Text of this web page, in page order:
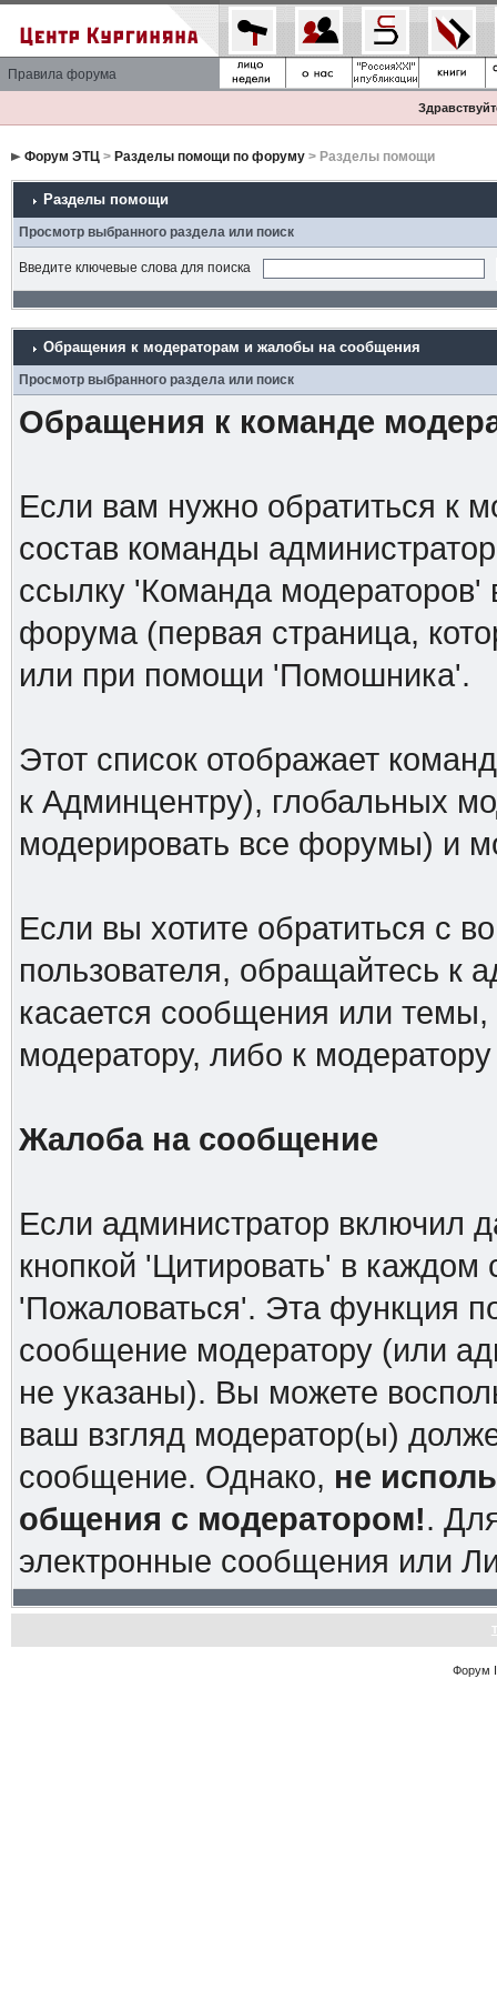
Правила форума
Форум ЭТЦ> Разделы помощи по форуму> Разделы помощи
Разделы помощи
Просмотр выбранного раздела или поиск
Введите ключевые слова для поиска
Обращения к модераторам и жалобы на сообщения
Просмотр выбранного раздела или поиск
Обращения к команде
Если вам нужно обратиться к
состав команды
ссылку 'Команда модераторов'
форума (первая страница,
или при помощи 'Помошника'.
Этот список отображает
к Админцентру), глобальных
модерировать все форумы) и
Если вы хотите обратиться с
пользователя, обращайтесь к
касается сообщения или
модератору, либо к
Жалоба на сообщение
Если администратор
кнопкой 'Цитировать' в
'Пожаловаться'. Эта функция
сообщение модератору (или
не указаны). Вы можете
ваш взгляд модератор(ы)
сообщение. Однако, не
общения с модератором!.
электронные сообщения или
Форум